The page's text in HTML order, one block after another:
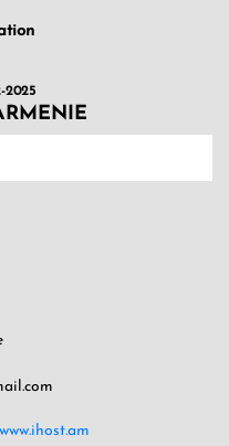
2025
www.ihost.am